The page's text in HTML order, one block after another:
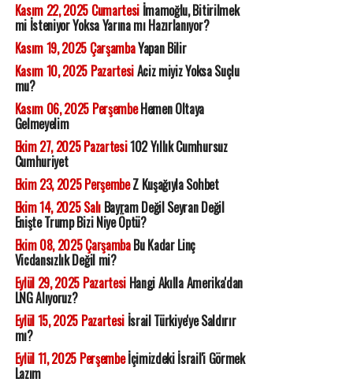
Kasım 22, 2025 Cumartesiİmamoğlu, Bitirilmek
mi İsteniyor Yoksa Yarına mı Hazırlanıyor?
Kasım 19, 2025 ÇarşambaYapan Bilir
Kasım 10, 2025 PazartesiAciz miyiz Yoksa Suçlu
mu?
Kasım 06, 2025 PerşembeHemen Oltaya
Gelmeyelim
Ekim 27, 2025 Pazartesi102 Yıllık Cumhursuz
Cumhuriyet
Ekim 23, 2025 PerşembeZ Kuşağıyla Sohbet
Ekim 14, 2025 SalıBayram Değil Seyran Değil
Enişte Trump Bizi Niye Öptü?
Ekim 08, 2025 ÇarşambaBu Kadar Linç
Vicdansızlık Değil mi?
Eylül 29, 2025 PazartesiHangi Akılla Amerika'dan
LNG Alıyoruz?
Eylül 15, 2025 Pazartesiİsrail Türkiye'ye Saldırır
mı?
Eylül 11, 2025 Perşembeİçimizdeki İsrail'i Görmek
Lazım